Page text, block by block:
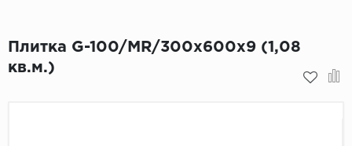
Керамическая плитка
Плитка G-100/MR/300x600x9 (1,08
кв.м.)